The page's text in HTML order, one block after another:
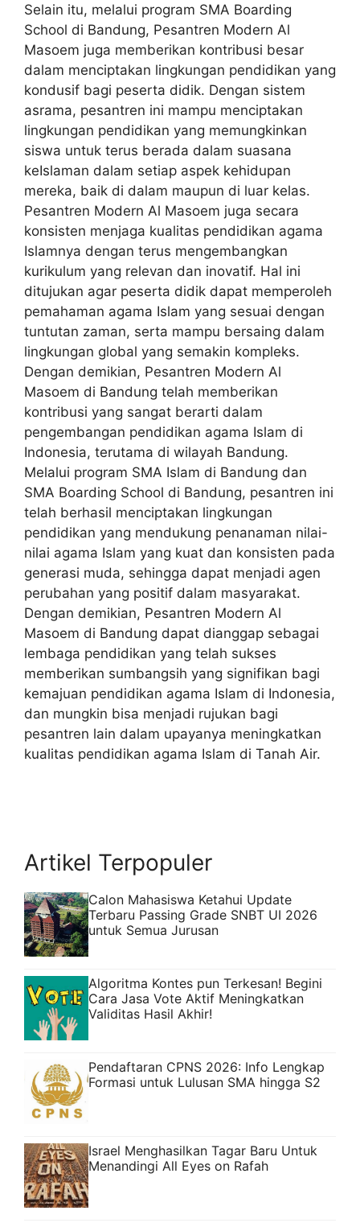
Selain itu, melalui program SMA Boarding
School di Bandung, Pesantren Modern Al
Masoem juga memberikan kontribusi besar
dalam menciptakan lingkungan pendidikan yang
kondusif bagi peserta didik. Dengan sistem
asrama, pesantren ini mampu menciptakan
lingkungan pendidikan yang memungkinkan
siswa untuk terus berada dalam suasana
keIslaman dalam setiap aspek kehidupan
mereka, baik di dalam maupun di luar kelas.
Pesantren Modern Al Masoem juga secara
konsisten menjaga kualitas pendidikan agama
Islamnya dengan terus mengembangkan
kurikulum yang relevan dan inovatif. Hal ini
ditujukan agar peserta didik dapat memperoleh
pemahaman agama Islam yang sesuai dengan
tuntutan zaman, serta mampu bersaing dalam
lingkungan global yang semakin kompleks.
Dengan demikian, Pesantren Modern Al
Masoem di Bandung telah memberikan
kontribusi yang sangat berarti dalam
pengembangan pendidikan agama Islam di
Indonesia, terutama di wilayah Bandung.
Melalui program SMA Islam di Bandung dan
SMA Boarding School di Bandung, pesantren ini
telah berhasil menciptakan lingkungan
pendidikan yang mendukung penanaman nilai-
nilai agama Islam yang kuat dan konsisten pada
generasi muda, sehingga dapat menjadi agen
perubahan yang positif dalam masyarakat.
Dengan demikian, Pesantren Modern Al
Masoem di Bandung dapat dianggap sebagai
lembaga pendidikan yang telah sukses
memberikan sumbangsih yang signifikan bagi
kemajuan pendidikan agama Islam di Indonesia,
dan mungkin bisa menjadi rujukan bagi
pesantren lain dalam upayanya meningkatkan
kualitas pendidikan agama Islam di Tanah Air.
Artikel Terpopuler
Calon Mahasiswa Ketahui Update
Terbaru Passing Grade SNBT UI 2026
untuk Semua Jurusan
Algoritma Kontes pun Terkesan! Begini
Cara Jasa Vote Aktif Meningkatkan
Validitas Hasil Akhir!
Pendaftaran CPNS 2026: Info Lengkap
Formasi untuk Lulusan SMA hingga S2
Israel Menghasilkan Tagar Baru Untuk
Menandingi All Eyes on Rafah